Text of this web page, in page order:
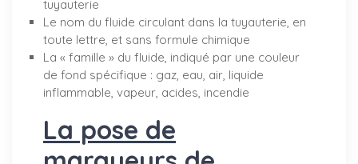
tuyauterie
Le nom du fluide circulant dans la tuyauterie, en
toute lettre, et sans formule chimique
La « famille » du fluide, indiqué par une couleur
de fond spécifique : gaz, eau, air, liquide
inflammable, vapeur, acides, incendie
La pose de